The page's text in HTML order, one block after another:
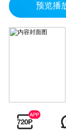
预览播